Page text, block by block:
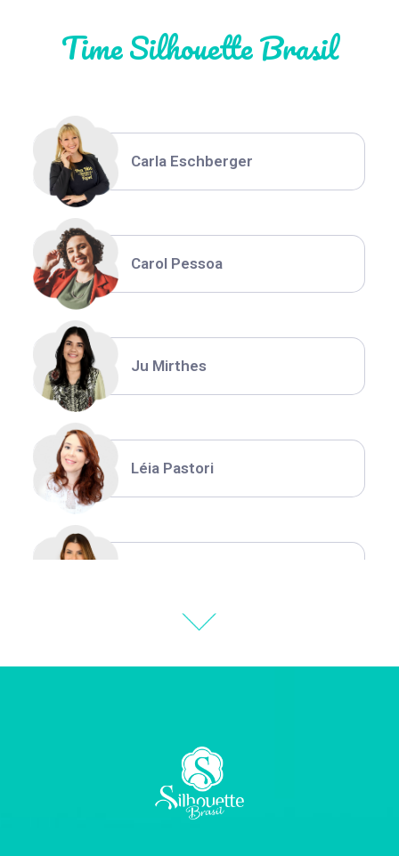
Time Silhouette Brasil
Thiara Ney
Carla Eschberger
Carol Pessoa
Ju Mirthes
Léia Pastori
Carla Eschberger